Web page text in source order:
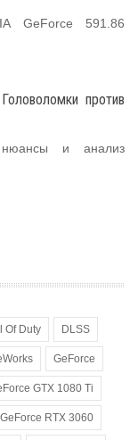
GeForce 591.86
против
нюансы и анализ
Of Duty DLSS
GeForce
GTX 1080 Ti
GeForce RTX 3060